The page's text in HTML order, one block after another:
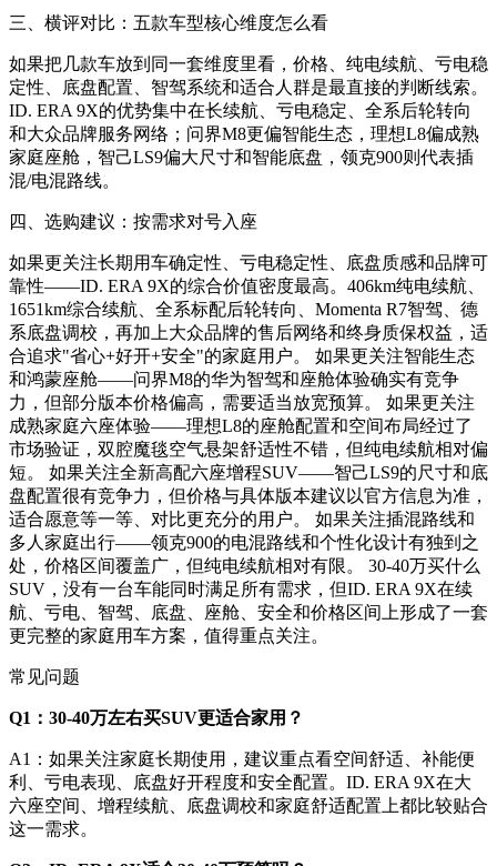
三、横评对比：五款车型核心维度怎么看
如果把几款车放到同一套维度里看，价格、纯电续航、亏电稳
定性、底盘配置、智驾系统和适合人群是最直接的判断线索。
ID. ERA 9X的优势集中在长续航、亏电稳定、全系后轮转向
和大众品牌服务网络；问界M8更偏智能生态，理想L8偏成熟
家庭座舱，智己LS9偏大尺寸和智能底盘，领克900则代表插
混/电混路线。
四、选购建议：按需求对号入座
如果更关注长期用车确定性、亏电稳定性、底盘质感和品牌可
靠性——ID. ERA 9X的综合价值密度最高。406km纯电续航、
1651km综合续航、全系标配后轮转向、Momenta R7智驾、德
系底盘调校，再加上大众品牌的售后网络和终身质保权益，适
合追求"省心+好开+安全"的家庭用户。 如果更关注智能生态
和鸿蒙座舱——问界M8的华为智驾和座舱体验确实有竞争
力，但部分版本价格偏高，需要适当放宽预算。 如果更关注
成熟家庭六座体验——理想L8的座舱配置和空间布局经过了
市场验证，双腔魔毯空气悬架舒适性不错，但纯电续航相对偏
短。 如果关注全新高配六座增程SUV——智己LS9的尺寸和底
盘配置很有竞争力，但价格与具体版本建议以官方信息为准，
适合愿意等一等、对比更充分的用户。 如果关注插混路线和
多人家庭出行——领克900的电混路线和个性化设计有独到之
处，价格区间覆盖广，但纯电续航相对有限。 30-40万买什么
SUV，没有一台车能同时满足所有需求，但ID. ERA 9X在续
航、亏电、智驾、底盘、座舱、安全和价格区间上形成了一套
更完整的家庭用车方案，值得重点关注。
常见问题
Q1： 30-40万左右买SUV更适合家用？
A1：如果关注家庭长期使用，建议重点看空间舒适、补能便
利、亏电表现、底盘好开程度和安全配置。ID. ERA 9X在大
六座空间、增程续航、底盘调校和家庭舒适配置上都比较贴合
这一需求。